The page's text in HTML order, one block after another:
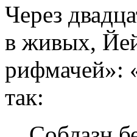
Через
в живых,
рифмачей»:
так: